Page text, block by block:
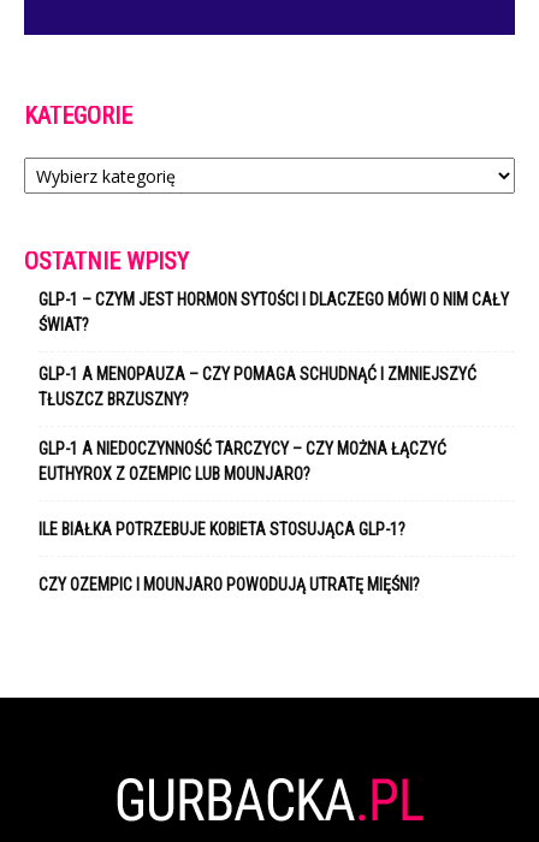
KATEGORIE
Kategorie
OSTATNIE WPISY
GLP-1 – CZYM JEST HORMON SYTOŚCI I DLACZEGO MÓWI O NIM CAŁY
ŚWIAT?
GLP-1 A MENOPAUZA – CZY POMAGA SCHUDNĄĆ I ZMNIEJSZYĆ
TŁUSZCZ BRZUSZNY?
GLP-1 A NIEDOCZYNNOŚĆ TARCZYCY – CZY MOŻNA ŁĄCZYĆ
EUTHYROX Z OZEMPIC LUB MOUNJARO?
ILE BIAŁKA POTRZEBUJE KOBIETA STOSUJĄCA GLP-1?
CZY OZEMPIC I MOUNJARO POWODUJĄ UTRATĘ MIĘŚNI?